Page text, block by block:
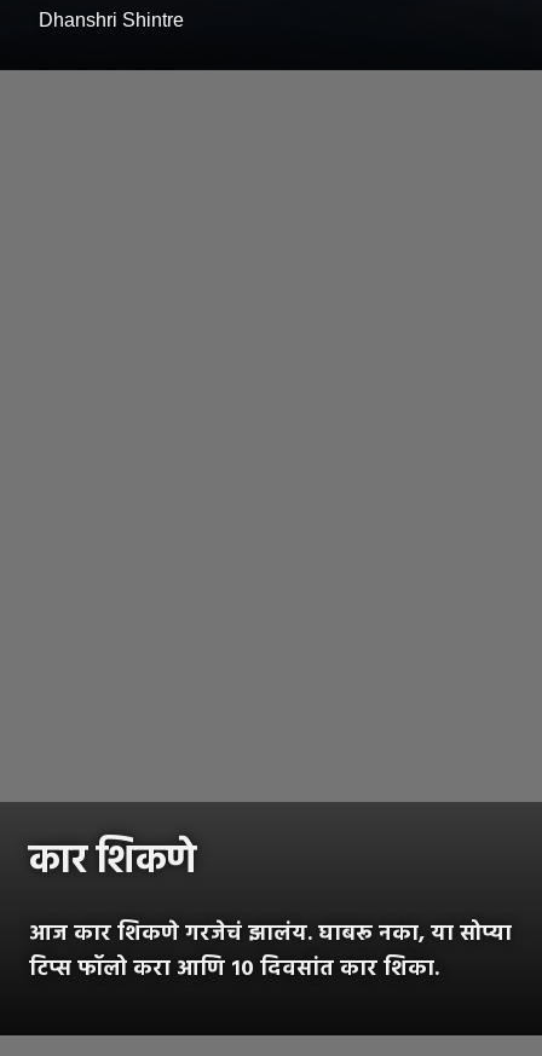
Dhanshri Shintre
कार शिकणे
आज कार शिकणे गरजेचं झालंय. घाबरू नका, या सोप्या
टिप्स फॉलो करा आणि १० दिवसांत कार शिका.